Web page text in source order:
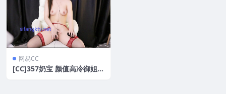
网易CC
[CC]357奶宝 颜值高冷御姐万